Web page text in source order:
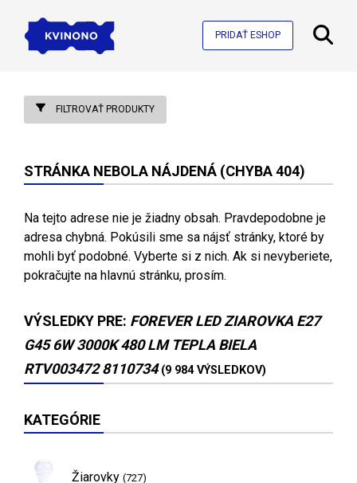
PRIDAŤ ESHOP
FILTROVAŤ PRODUKTY
STRÁNKA NEBOLA NÁJDENÁ (CHYBA 404)
Na tejto adrese nie je žiadny obsah. Pravdepodobne je
adresa chybná. Pokúsili sme sa nájsť stránky, ktoré by
mohli byť podobné. Vyberte si z nich. Ak si nevyberiete,
pokračujte na hlavnú stránku, prosím.
VÝSLEDKY PRE: FOREVER LED ZIAROVKA E27
G45 6W 3000K 480 LM TEPLA BIELA
RTV003472 8110734 (9 984 VÝSLEDKOV)
KATEGÓRIE
Žiarovky (727)